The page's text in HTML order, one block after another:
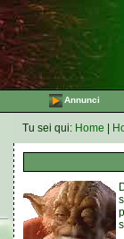
Annunci
Tu sei qui: Home